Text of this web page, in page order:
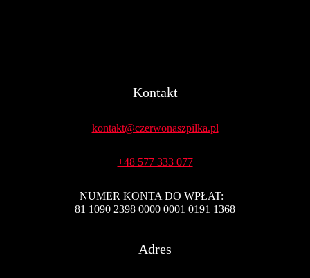
Kontakt
kontakt@czerwonaszpilka.pl
+48 577 333 077
NUMER KONTA DO WPŁAT:
81 1090 2398 0000 0001 0191 1368
Adres